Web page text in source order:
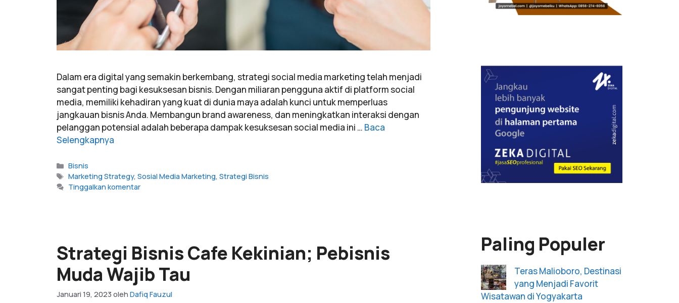
Dalam era digital yang semakin berkembang, strategi social media marketing telah menjadi
sangat penting bagi kesuksesan bisnis. Dengan miliaran pengguna aktif di platform social
media, memiliki kehadiran yang kuat di dunia maya adalah kunci untuk memperluas
jangkauan bisnis Anda. Membangun brand awareness, dan meningkatkan interaksi dengan
pelanggan potensial adalah beberapa dampak kesuksesan social media ini … Baca
Selengkapnya
Bisnis
Marketing Strategy,Sosial Media Marketing,Strategi Bisnis
Tinggalkan komentar
Strategi Bisnis Cafe Kekinian; Pebisnis
Muda Wajib Tau
Januari 19, 2023 oleh Dafiq Fauzul
Paling Populer
Teras Malioboro, Destinasi
yang Menjadi Favorit
Wisatawan di Yogyakarta